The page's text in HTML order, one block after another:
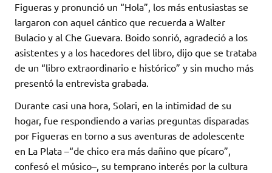
Figueras y pronunció un “Hola”, los más entusiastas se
largaron con aquel cántico que recuerda a Walter
Bulacio y al Che Guevara. Boido sonrió, agradeció a los
asistentes y a los hacedores del libro, dijo que se trataba
de un “libro extraordinario e histórico” y sin mucho más
presentó la entrevista grabada.
Durante casi una hora, Solari, en la intimidad de su
hogar, fue respondiendo a varias preguntas disparadas
por Figueras en torno a sus aventuras de adolescente
en La Plata –“de chico era más dañino que pícaro”,
confesó el músico–, su temprano interés por la cultura